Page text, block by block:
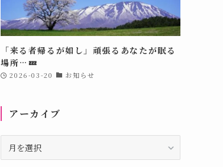
「来る者帰るが如し」頑張るあなたが眠る
場所…💤
2026-03-20 お知らせ
アーカイブ
ー